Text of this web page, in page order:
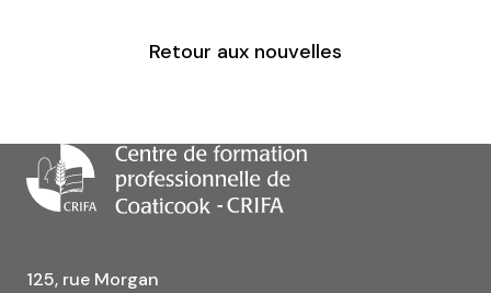
Retour aux nouvelles
125, rue Morgan